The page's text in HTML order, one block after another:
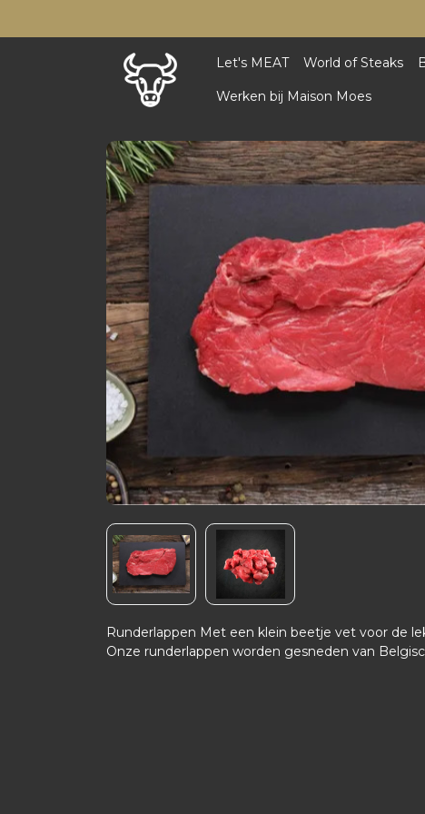
Let's MEAT World of Steaks
Werken bij Maison Moes
Runderlappen Met een klein beetje vet voor de
Onze runderlappen worden gesneden van